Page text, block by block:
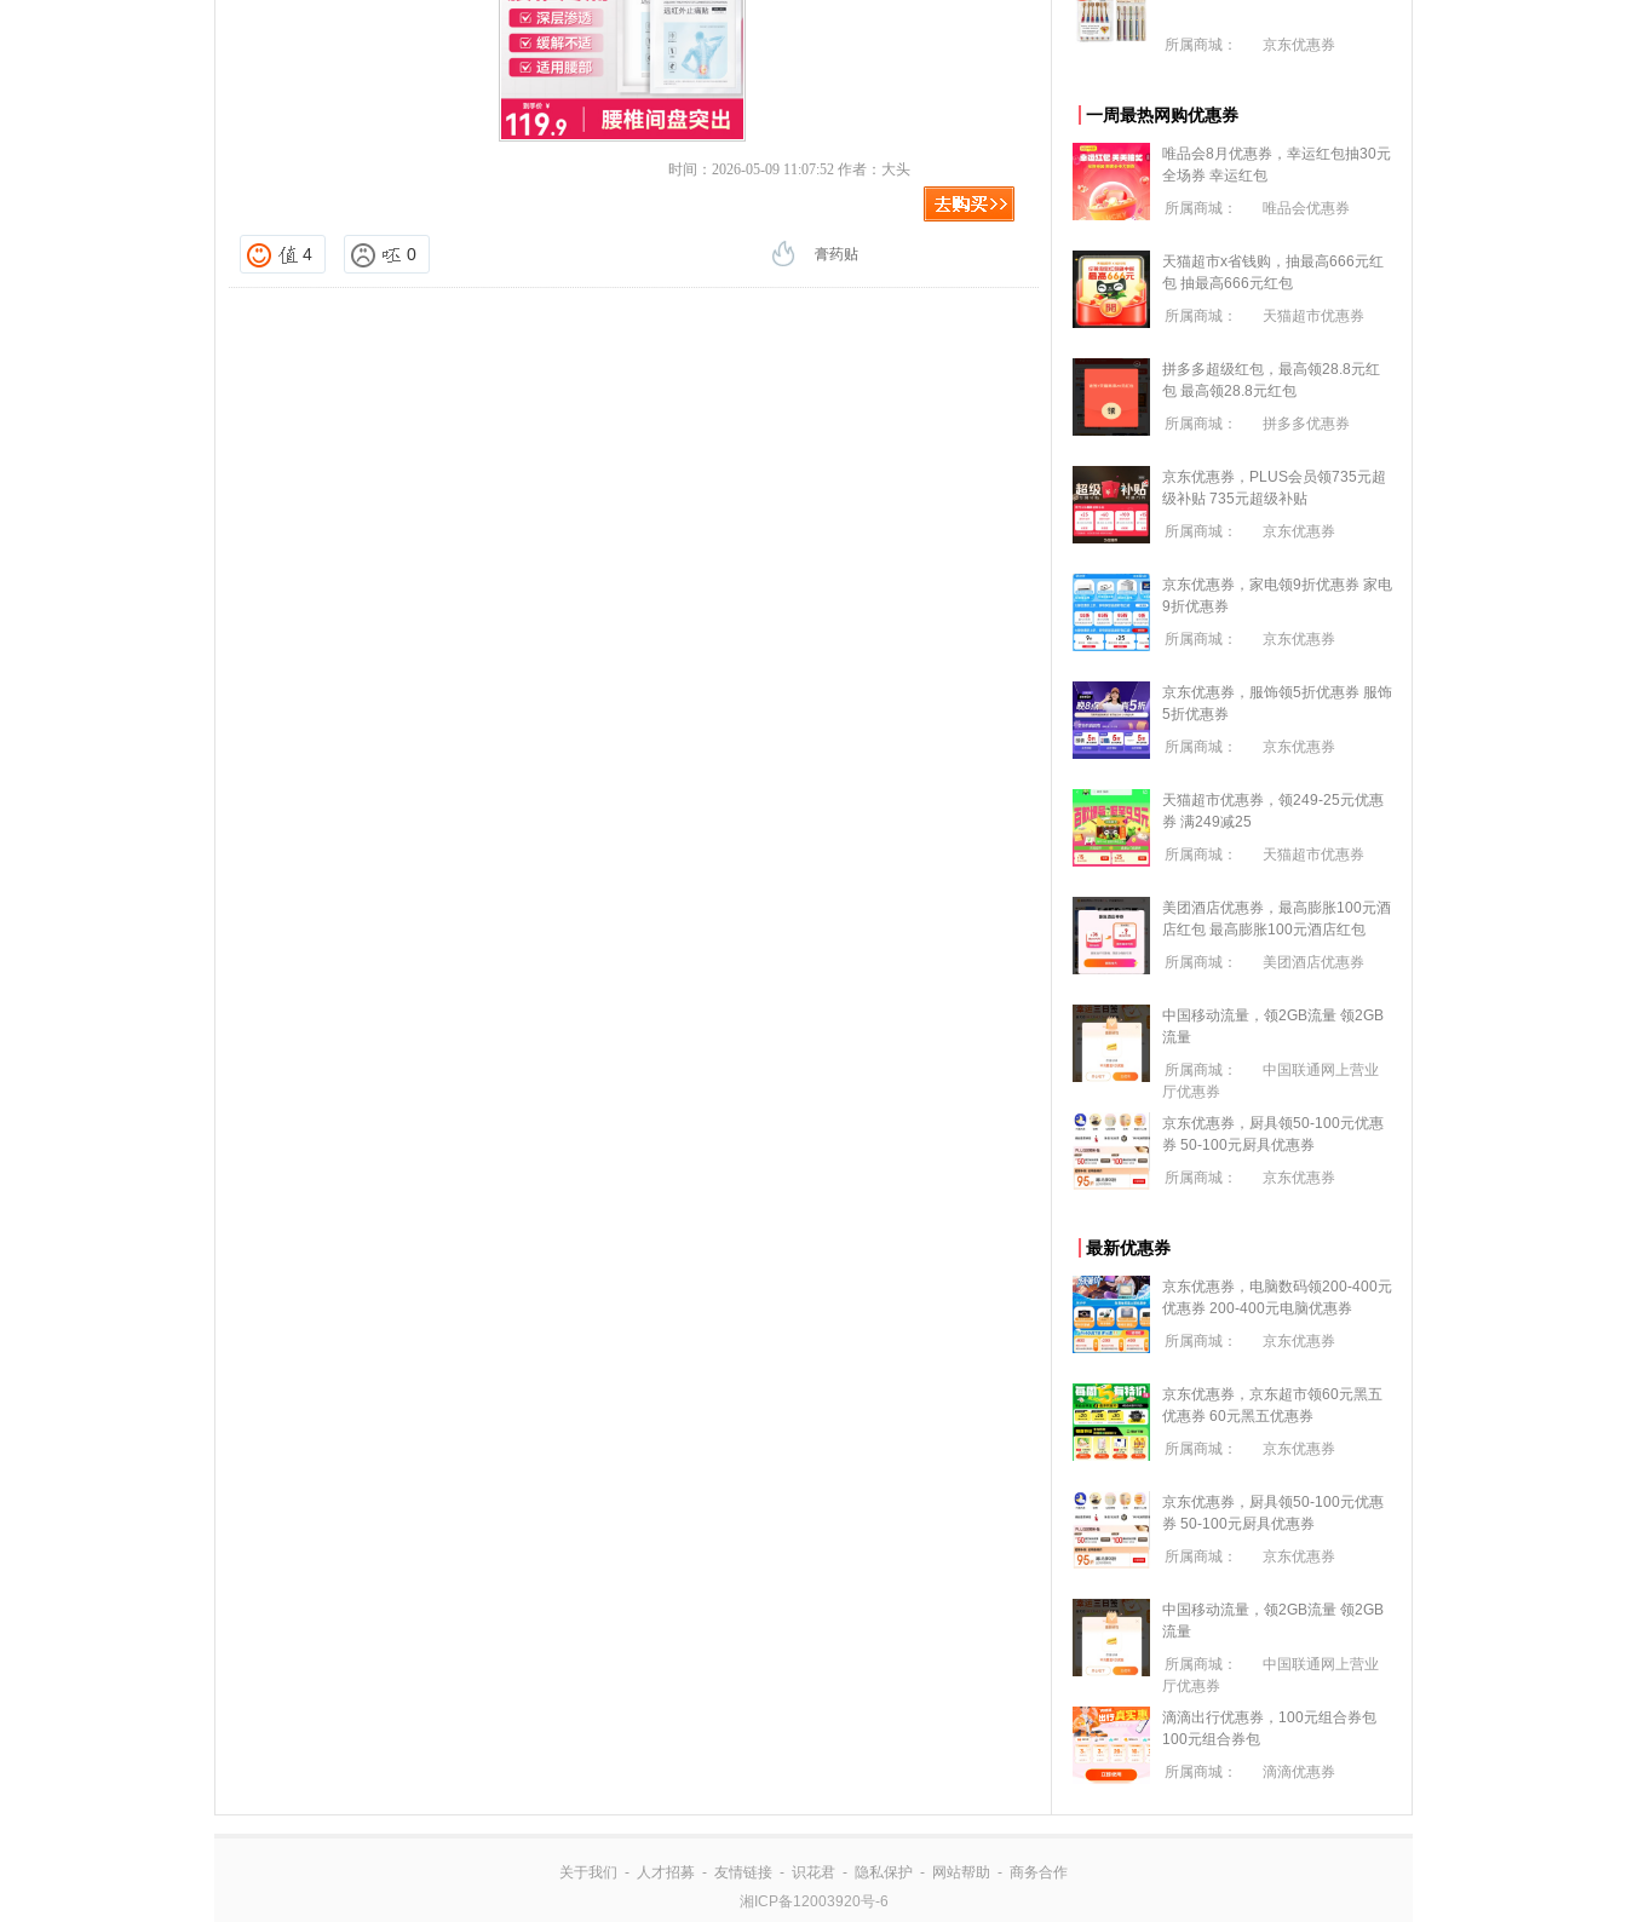
时间：2026-05-09 11:07:52 作者：大头
4 0 膏药贴
所属商城： 京东优惠券
一周最热网购优惠券
唯品会8月优惠券，幸运红包抽30元
全场券 幸运红包
所属商城：
唯品会优惠券
天猫超市x省钱购，抽最高666元红
包 抽最高666元红包
所属商城：
天猫超市优惠券
拼多多超级红包，最高领28.8元红
包 最高领28.8元红包
所属商城：
拼多多优惠券
京东优惠券，PLUS会员领735元超
级补贴 735元超级补贴
所属商城：
京东优惠券
京东优惠券，家电领9折优惠券 家电
9折优惠券
所属商城：
京东优惠券
京东优惠券，服饰领5折优惠券 服饰
5折优惠券
所属商城：
京东优惠券
天猫超市优惠券，领249-25元优惠
券 满249减25
所属商城：
天猫超市优惠券
美团酒店优惠券，最高膨胀100元酒
店红包 最高膨胀100元酒店红包
所属商城：
美团酒店优惠券
中国移动流量，领2GB流量 领2GB
流量
所属商城：
中国联通网上营业
厅优惠券
京东优惠券，厨具领50-100元优惠
券 50-100元厨具优惠券
所属商城：
京东优惠券
最新优惠券
京东优惠券，电脑数码领200-400元
优惠券 200-400元电脑优惠券
所属商城：
京东优惠券
京东优惠券，京东超市领60元黑五
优惠券 60元黑五优惠券
所属商城：
京东优惠券
京东优惠券，厨具领50-100元优惠
券 50-100元厨具优惠券
所属商城：
京东优惠券
中国移动流量，领2GB流量 领2GB
流量
所属商城：
中国联通网上营业
厅优惠券
滴滴出行优惠券，100元组合券包
100元组合券包
所属商城：
滴滴优惠券
关于我们 - 人才招募 - 友情链接 - 识花君 - 隐私保护 - 网站帮助 - 商务合作
湘ICP备12003920号-6